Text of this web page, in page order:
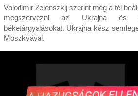
Volodimir Zelenszkij szerint még a tél
megszervezni az Ukrajna és
béketárgyalásokat. Ukrajna kész
Moszkvával.